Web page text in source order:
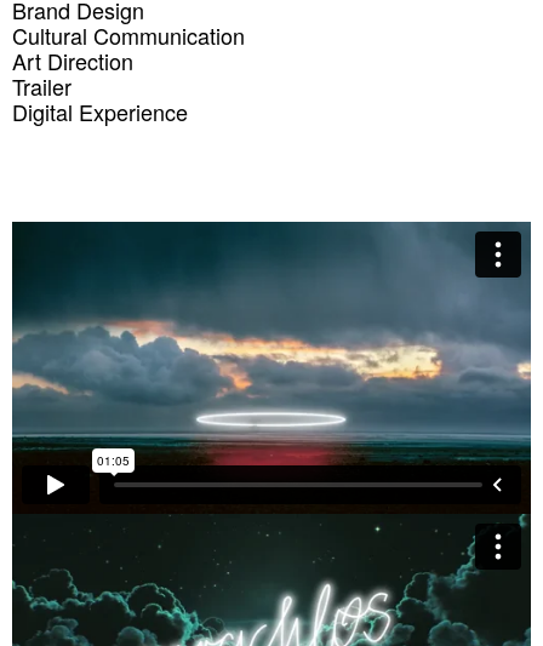
Brand Design
Cultural Communication
Art Direction
Trailer
Digital Experience